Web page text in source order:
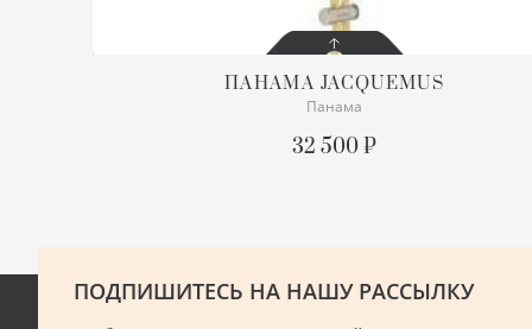
СОСТОЯНИЕ
С БИРКОЙ
ПАНАМА JACQUEMUS
Панама
32 500 ₽
ПОДПИШИТЕСЬ НА НАШУ РАССЫЛКУ